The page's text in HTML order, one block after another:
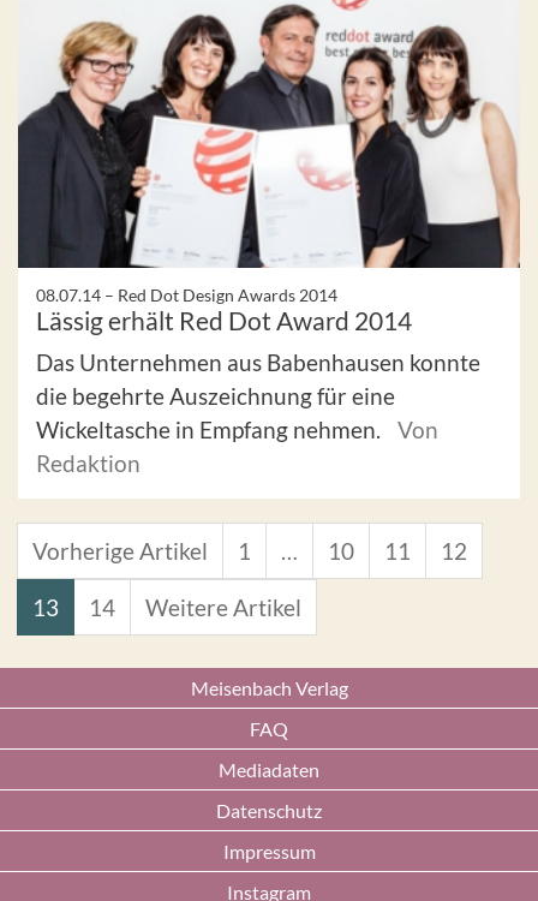
08.07.14 – Red Dot Design Awards 2014
Lässig erhält Red Dot Award 2014
Das Unternehmen aus Babenhausen konnte
die begehrte Auszeichnung für eine
Wickeltasche in Empfang nehmen.
Von
Redaktion
Vorherige Artikel 1 … 10 11 12
13 14 Weitere Artikel
Meisenbach Verlag
FAQ
Mediadaten
Datenschutz
Impressum
Instagram